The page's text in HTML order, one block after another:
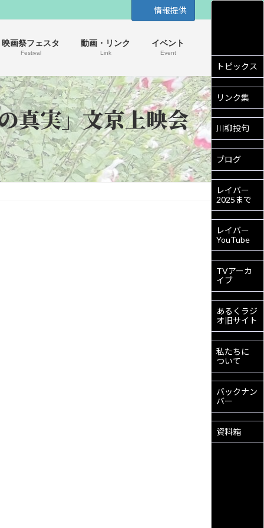
情報提供
映画祭フェスタ
Festival
動画・リンク
Link
イベント
Event
真実」文京上映会
トピックス
リンク集
川柳投句
ブログ
レイバー
2025まで
レイバー
YouTube
TVアーカ
イブ
あるくラジ
オ旧サイト
私たちに
ついて
バックナン
バー
資料箱